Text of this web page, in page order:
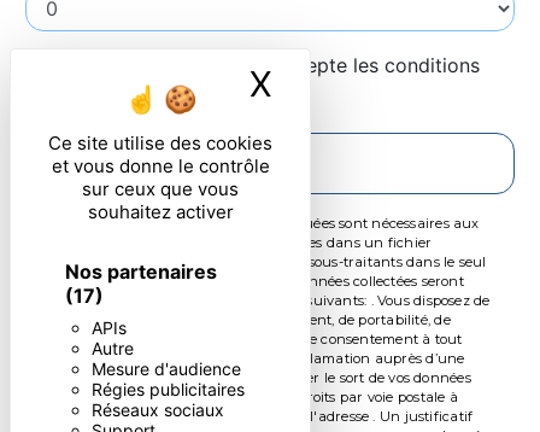
Ce site utilise des cookies
et vous donne le contrôle
sur ceux que vous
souhaitez activer
Nos partenaires
(17)
APIs
Autre
Mesure d'audience
Régies publicitaires
Réseaux sociaux
X Masquer le
En cochant cette case, j'accepte les conditions
particulières ci-dessous **
ENVOYER
** Les données personnelles communiquées sont nécessaires aux
fins de vous contacter et sont enregistrées dans un fichier
informatisé. Elles sont destinées à et ses sous-traitants dans le seul
but de répondre à votre message. Les données collectées seront
communiquées aux seuls destinataires suivants: . Vous disposez de
droits d’accès, de rectification, d’effacement, de portabilité, de
limitation, d’opposition, de retrait de votre consentement à tout
moment et du droit d’introduire une réclamation auprès d’une
autorité de contrôle, ainsi que d’organiser le sort de vos données
post-mortem. Vous pouvez exercer ces droits par voie postale à
l'adresse ou par courrier électronique à l'adresse . Un justificatif